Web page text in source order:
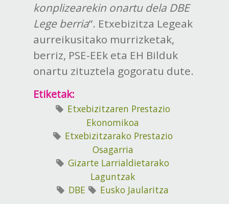
konplizearekin onartu dela DBE
Lege berria”. Etxebizitza Legeak
aurreikusitako murrizketak,
berriz, PSE-EEk eta EH Bilduk
onartu zituztela gogoratu dute.
Etiketak:
Etxebizitzaren Prestazio
Ekonomikoa
Etxebizitzarako Prestazio
Osagarria
Gizarte Larrialdietarako
Laguntzak
DBE
Eusko Jaularitza